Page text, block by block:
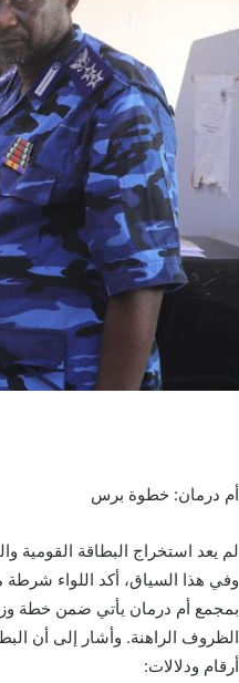
ل
ك
ت
ر
و
ن
ي
​أم درمان: خطوة برس
​لم يعد استخراج البطاقة القومية
وفي هذا السياق، أكد اللواء
بمجمع أم درمان يأتي ضمن خطة
الظروف الراهنة. وأشار إلى أن
​أرقام ودلالات: